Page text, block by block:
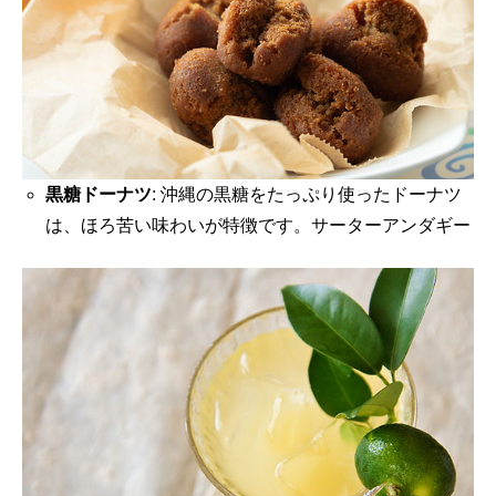
黒糖ドーナツ: 沖縄の黒糖をたっぷり使ったドーナツ
は、ほろ苦い味わいが特徴です。サーターアンダギー